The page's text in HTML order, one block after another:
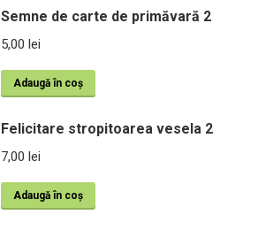
Semne de carte de primăvară 2
5,00 lei
Adaugă în coș
Felicitare stropitoarea vesela 2
7,00 lei
Adaugă în coș